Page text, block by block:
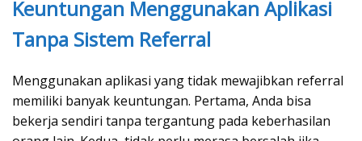
Keuntungan Menggunakan Aplikasi
Tanpa Sistem Referral
Menggunakan aplikasi yang tidak mewajibkan referral
memiliki banyak keuntungan. Pertama, Anda bisa
bekerja sendiri tanpa tergantung pada keberhasilan